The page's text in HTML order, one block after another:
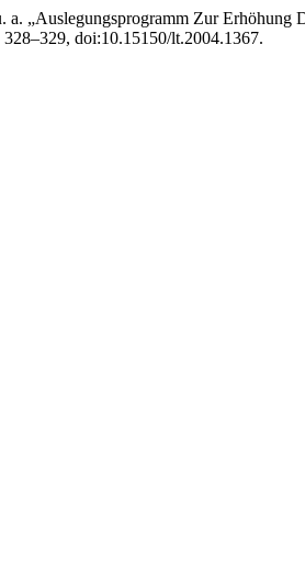
a. „Auslegungsprogramm Zur Erhöhung
doi:10.15150/lt.2004.1367.